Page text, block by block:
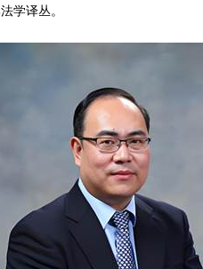
学译丛。